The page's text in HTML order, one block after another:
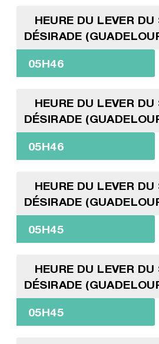
HEURE DU LEVER
DÉSIRADE
05H46
HEURE DU LEVER
DÉSIRADE
05H46
HEURE DU LEVER
DÉSIRADE
05H45
HEURE DU LEVER
DÉSIRADE
05H45